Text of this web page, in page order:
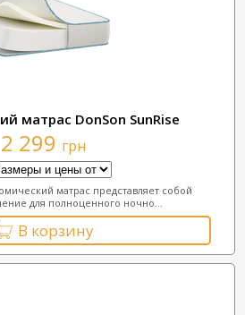
матрас DonSon SunRise
2 299 грн
матрас представляет собой
для полноценного ночно...
В корзину